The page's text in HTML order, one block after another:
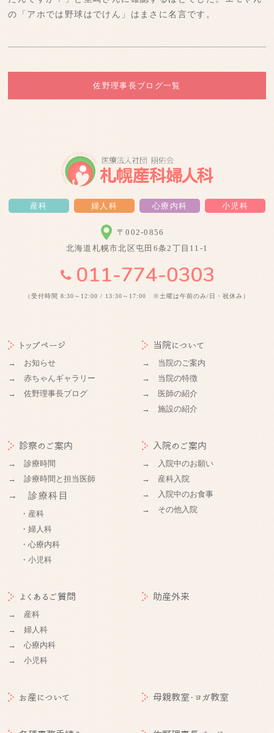
の「アホでは野球はでけん」はまさに名言です。
佐野理事長ブログ一覧
産科 婦人科 心療内科 小児科
〒002-0856
北海道札幌市北区屯田6条2丁目11-1
（受付時間 8:30～12:00 / 13:30～17:00 ※土曜は午前のみ/日・祝休み）
トップページ
→ お知らせ
→ 赤ちゃんギャラリー
→ 佐野理事長ブログ
当院について
→ 当院のご案内
→ 当院の特徴
→ 医師の紹介
→ 施設の紹介
診察のご案内
→ 診療時間
→ 診療時間と担当医師
→ 診療科目
・産科
・婦人科
・心療内科
・小児科
入院のご案内
→ 入院中のお願い
→ 産科入院
→ 入院中のお食事
→ その他入院
よくあるご質問
→ 産科
→ 婦人科
→ 心療内科
→ 小児科
助産外来
お産について 母親教室・ヨガ教室